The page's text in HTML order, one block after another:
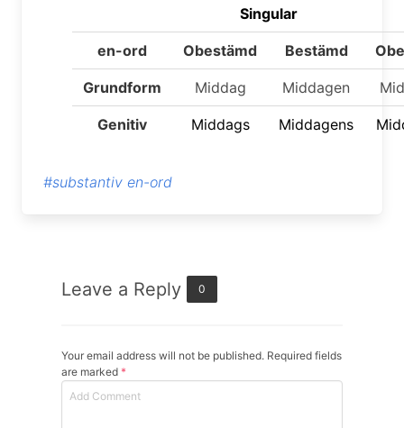
Singular
en-ord Obestämd Bestämd
Grundform Middag Middagen
Genitiv Middags Middagens
#substantiv en-ord
Leave a Reply 0
Your email address will not be published. Required fields
are marked *